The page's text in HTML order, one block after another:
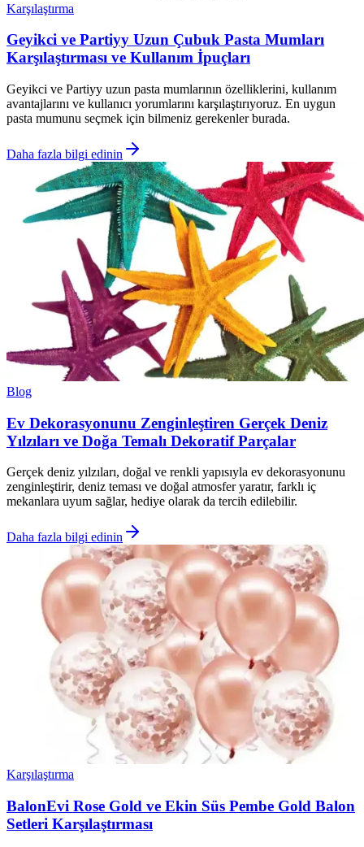
Karşılaştırma
Geyikci ve Partiyy Uzun Çubuk Pasta Mumları
Karşılaştırması ve Kullanım İpuçları
Geyikci ve Partiyy uzun pasta mumlarının özelliklerini, kullanım
avantajlarını ve kullanıcı yorumlarını karşılaştırıyoruz. En uygun
pasta mumunu seçmek için bilmeniz gerekenler burada.
Daha fazla bilgi edinin
Blog
Ev Dekorasyonunu Zenginleştiren Gerçek Deniz
Yılzıları ve Doğa Temalı Dekoratif Parçalar
Gerçek deniz yılzıları, doğal ve renkli yapısıyla ev dekorasyonunu
zenginleştirir, deniz teması ve doğal atmosfer yaratır, farklı iç
mekanlara uyum sağlar, hediye olarak da tercih edilebilir.
Daha fazla bilgi edinin
Karşılaştırma
BalonEvi Rose Gold ve Ekin Süs Pembe Gold Balon
Setleri Karşılaştırması